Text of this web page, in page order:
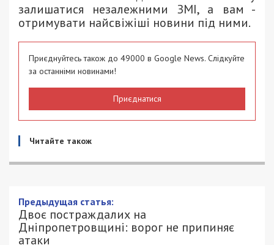
залишатися незалежними ЗМІ, а вам -
отримувати найсвіжіші новини під ними.
Приєднуйтесь також до 49000 в Google News. Слідкуйте
за останніми новинами!
Приєднатися
Читайте також
Двоє постраждалих на
Дніпропетровщині: ворог не припиняє
атаки